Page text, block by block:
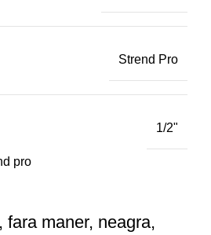
Strend Pro
1/2"
fara maner, neagra,